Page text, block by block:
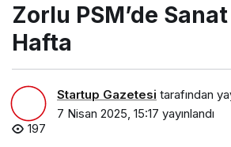
Zorlu PSM’de
Hafta
Startup Gazetesi tarafından
7 Nisan 2025, 15:17 yayınlandı
197